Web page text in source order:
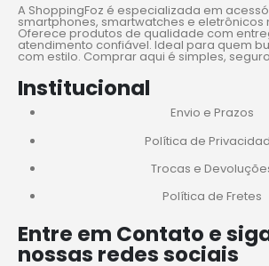
A ShoppingFoz é especializada em
smartphones, smartwatches e eletrônicos
Oferece produtos de qualidade com
atendimento confiável. Ideal para quem
com estilo. Comprar aqui é simples,
Institucional
Envio e Prazos
Política de
Trocas e
Política de Fretes
Entre em Contato e
nossas redes sociais